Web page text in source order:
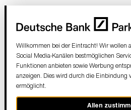
Willkommen bei der Eintracht! Wir wollen
Social Media-Kanälen bestmöglichen
Funktionen anbieten sowie Werbung
anzeigen. Dies wird durch die Einbindung
ermöglicht.
Allen